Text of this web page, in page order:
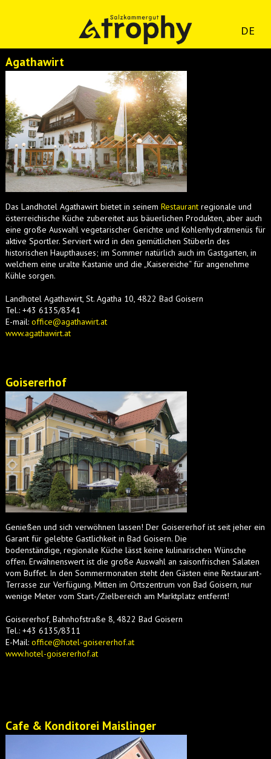
DE
Agathawirt
Das Landhotel Agathawirt bietet in seinem Restaurant regionale und
österreichische Küche zubereitet aus bäuerlichen Produkten, aber auch
eine große Auswahl vegetarischer Gerichte und Kohlenhydratmenüs für
aktive Sportler. Serviert wird in den gemütlichen Stüberln des
historischen Haupthauses; im Sommer natürlich auch im Gastgarten, in
welchem eine uralte Kastanie und die „Kaisereiche“ für angenehme
Kühle sorgen.
Landhotel Agathawirt, St. Agatha 10, 4822 Bad Goisern
Tel.: +43 6135/8341
E-mail: office@agathawirt.at
www.agathawirt.at
Goisererhof
Genießen und sich verwöhnen lassen! Der Goisererhof ist seit jeher ein
Garant für gelebte Gastlichkeit in Bad Goisern. Die
bodenständige, regionale Küche lässt keine kulinarischen Wünsche
offen. Erwähnenswert ist die große Auswahl an saisonfrischen Salaten
vom Buffet. In den Sommermonaten steht den Gästen eine Restaurant-
Terrasse zur Verfügung. Mitten im Ortszentrum von Bad Goisern, nur
wenige Meter vom Start-/Zielbereich am Marktplatz entfernt!
Goisererhof, Bahnhofstraße 8, 4822 Bad Goisern
Tel.: +43 6135/8311
E-Mail: office@hotel-goisererhof.at
www.hotel-goisererhof.at
Cafe & Konditorei Maislinger